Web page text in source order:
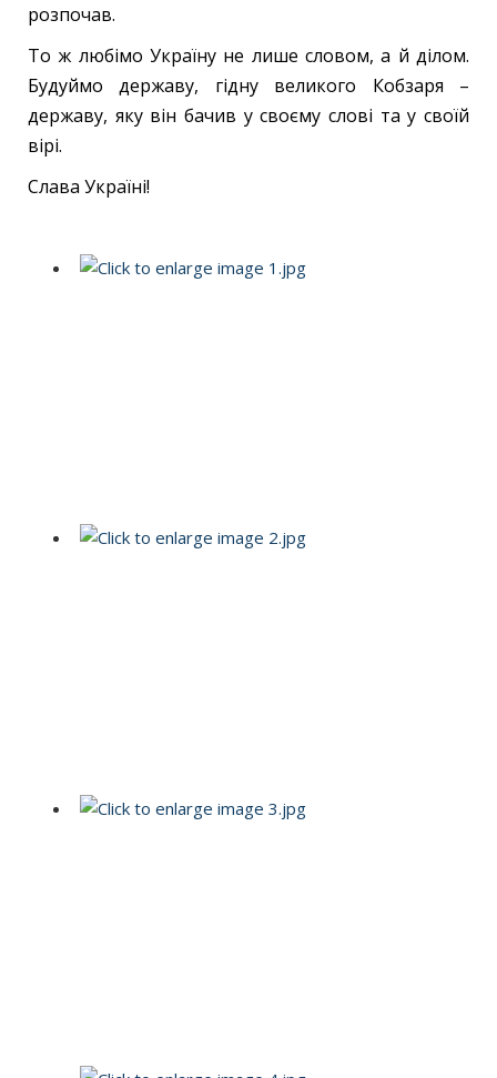
розпочав.
То ж любімо Україну не лише словом, а й ділом.
Будуймо державу, гідну великого Кобзаря –
державу, яку він бачив у своєму слові та у своїй
вірі.
Слава Україні!